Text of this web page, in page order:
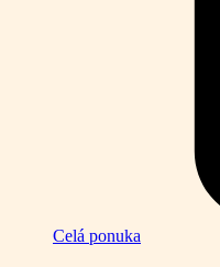
Celá ponuka